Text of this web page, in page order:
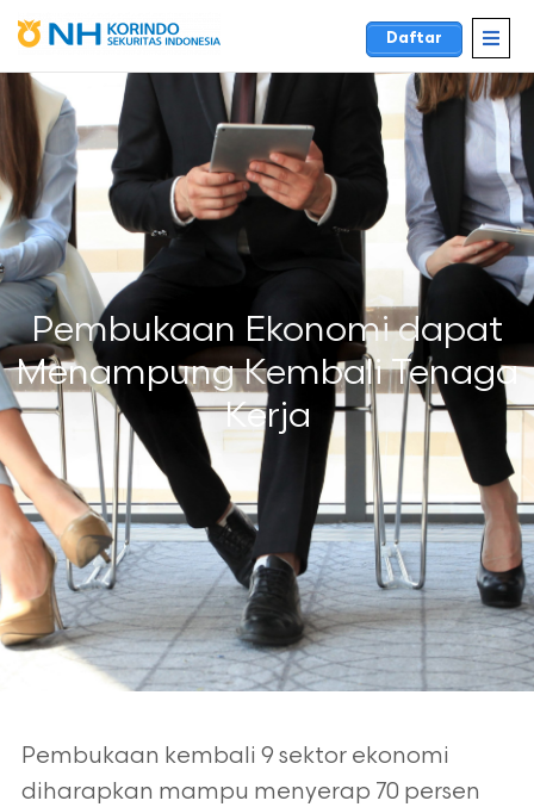
Daftar
Pembukaan Ekonomi dapat
Menampung Kembali Tenaga
Kerja
Pembukaan kembali 9 sektor ekonomi
diharapkan mampu menyerap 70 persen